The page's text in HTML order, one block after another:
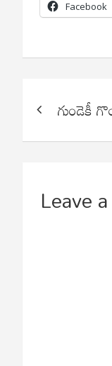
Facebook
Postగుండెకీ
Leave